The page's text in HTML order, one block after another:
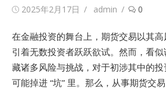
Posted
2025年2月17日 Author
admin 0
在金融投资的舞台上，期货交易以其
引着无数投资者跃跃欲试。然而，看
藏诸多风险与挑战，对于初涉其中的
可能掉进 “坑” 里。那么，从事期货交